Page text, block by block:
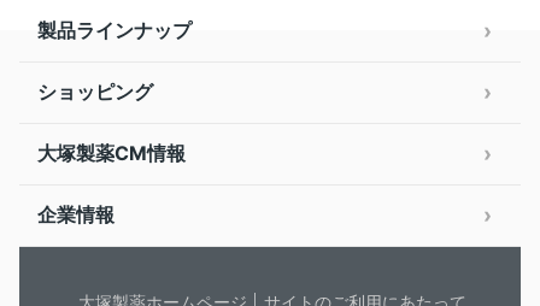
製品ラインナップ
ショッピング
大塚製薬CM情報
企業情報